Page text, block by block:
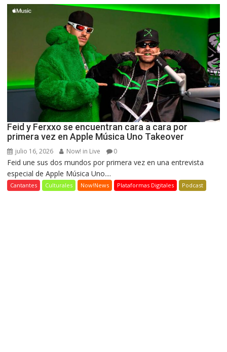
Feid y Ferxxo se encuentran cara a cara por
primera vez en Apple Música Uno Takeover
julio 16, 2026 Now! in Live 0
Feid une sus dos mundos por primera vez en una entrevista
especial de Apple Música Uno....
Cantantes Culturales Now!News Plataformas Digitales Podcast